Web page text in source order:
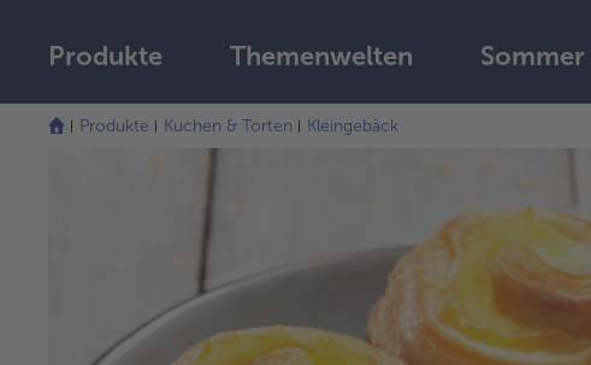
Produkte Themenwelten
Produkte Kuchen & Torten Kleingebäck